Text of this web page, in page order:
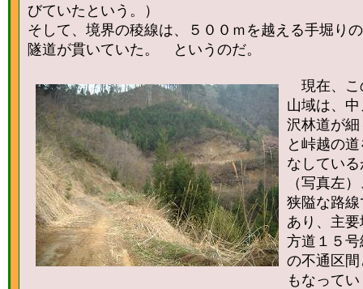
びていたという。）
そして、境界の稜線は、５００ｍを越える手堀りの
隧道が貫いていた。 というのだ。
現在、こ
山域は、中
沢林道が細
と峠越の道
なしている
（写真左
狭隘な路線
あり、主要
方道１５号
の不通区間
もなってい